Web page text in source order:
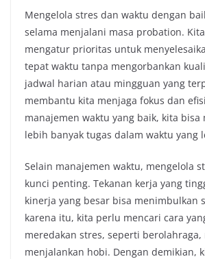
Mengelola stres dan waktu dengan
selama menjalani masa probation.
mengatur prioritas untuk
tepat waktu tanpa mengorbankan
jadwal harian atau mingguan yang
membantu kita menjaga fokus dan
manajemen waktu yang baik, kita bisa
lebih banyak tugas dalam waktu yang
Selain manajemen waktu, mengelola
kunci penting. Tekanan kerja yang
kinerja yang besar bisa menimbulkan
karena itu, kita perlu mencari cara
meredakan stres, seperti
menjalankan hobi. Dengan demikian,